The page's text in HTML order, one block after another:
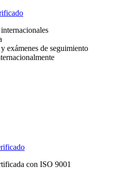
exámenes de seguimiento
con ISO 9001